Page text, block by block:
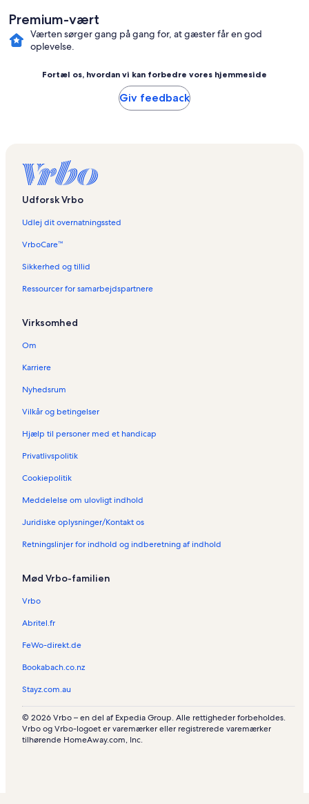
Premium-vært
Værten sørger gang på gang for, at gæster får en god
oplevelse.
Fortæl os, hvordan vi kan forbedre vores hjemmeside
Giv feedback
Udforsk Vrbo
Udlej dit overnatningssted
VrboCare™
Sikkerhed og tillid
Ressourcer for samarbejdspartnere
Virksomhed
Om
Karriere
Nyhedsrum
Vilkår og betingelser
Hjælp til personer med et handicap
Privatlivspolitik
Cookiepolitik
Meddelelse om ulovligt indhold
Juridiske oplysninger/Kontakt os
Retningslinjer for indhold og indberetning af indhold
Mød Vrbo-familien
Vrbo
Abritel.fr
FeWo-direkt.de
Bookabach.co.nz
Stayz.com.au
© 2026 Vrbo – en del af Expedia Group. Alle rettigheder forbeholdes.
Vrbo og Vrbo-logoet er varemærker eller registrerede varemærker
tilhørende HomeAway.com, Inc.